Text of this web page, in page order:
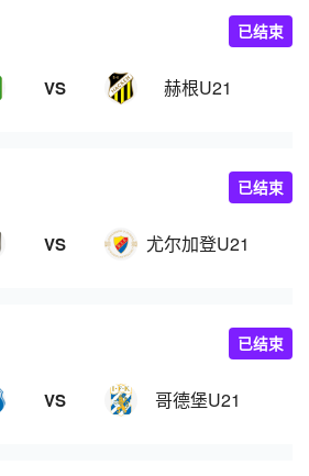
VS 赫根U21
已结束
VS 尤尔加登U21
已结束
VS 哥德堡U21
已结束